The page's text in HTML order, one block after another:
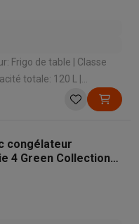
de table | Classe
Statique | Niveau
congélateur
4 Green Collection